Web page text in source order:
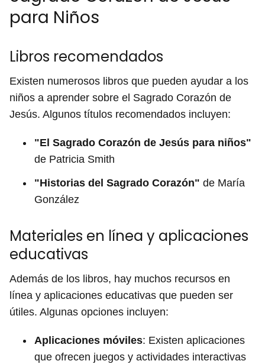
para Niños
Libros recomendados
Existen numerosos libros que pueden ayudar a los
niños a aprender sobre el Sagrado Corazón de
Jesús. Algunos títulos recomendados incluyen:
"El Sagrado Corazón de Jesús para niños"
de Patricia Smith
"Historias del Sagrado Corazón" de María
González
Materiales en línea y aplicaciones
educativas
Además de los libros, hay muchos recursos en
línea y aplicaciones educativas que pueden ser
útiles. Algunas opciones incluyen:
Aplicaciones móviles: Existen aplicaciones
que ofrecen juegos y actividades interactivas